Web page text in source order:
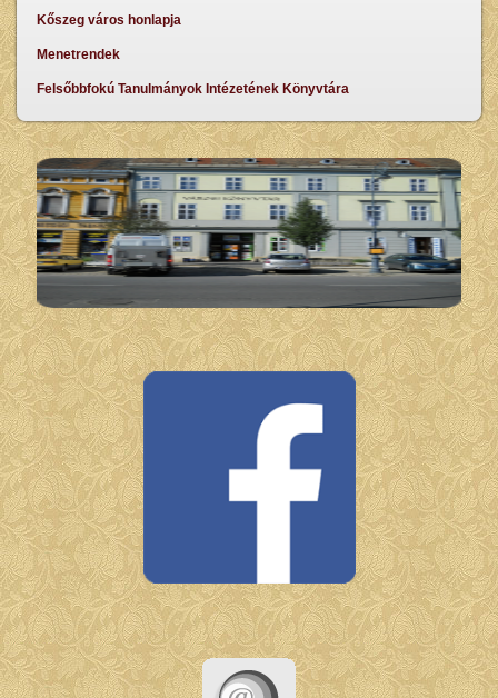
Kőszeg város honlapja
Menetrendek
Felsőbbfokú Tanulmányok Intézetének Könyvtára